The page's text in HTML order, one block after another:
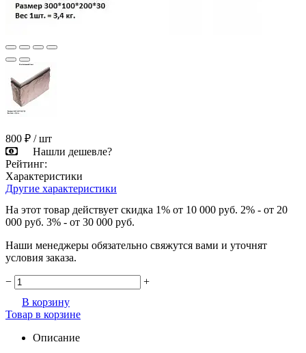
800 ₽ / шт
Нашли дешевле?
Рейтинг:
Характеристики
Другие характеристики
На этот товар действует скидка 1% от 10 000 руб. 2% - от 20
000 руб. 3% - от 30 000 руб.
Наши менеджеры обязательно свяжутся вами и уточнят
условия заказа.
−
+
В корзину
Товар в корзине
Описание